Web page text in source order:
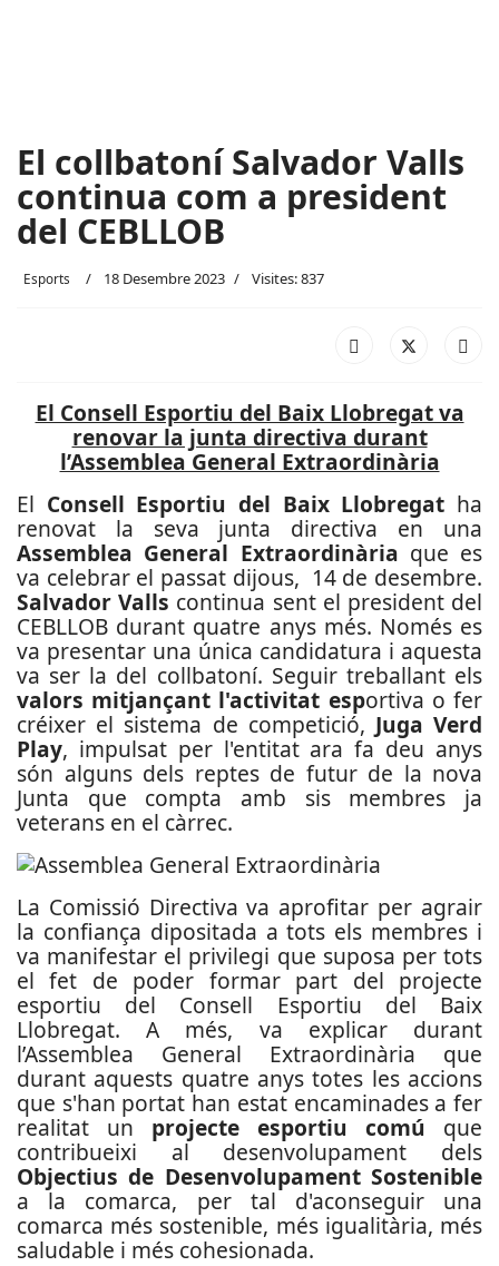
El collbatoní Salvador Valls
continua com a president
del CEBLLOB
Esports 18 Desembre 2023 Visites: 837
El Consell Esportiu del Baix Llobregat va
renovar la junta directiva durant
l’Assemblea General Extraordinària
El Consell Esportiu del Baix Llobregat ha
renovat la seva junta directiva en una
Assemblea General Extraordinària que es
va celebrar el passat dijous, 14 de desembre.
Salvador Valls continua sent el president del
CEBLLOB durant quatre anys més. Només es
va presentar una única candidatura i aquesta
va ser la del collbatoní. Seguir treballant els
valors mitjançant l'activitat esportiva o fer
créixer el sistema de competició, Juga Verd
Play, impulsat per l'entitat ara fa deu anys
són alguns dels reptes de futur de la nova
Junta que compta amb sis membres ja
veterans en el càrrec.
La Comissió Directiva va aprofitar per agrair
la confiança dipositada a tots els membres i
va manifestar el privilegi que suposa per tots
el fet de poder formar part del projecte
esportiu del Consell Esportiu del Baix
Llobregat. A més, va explicar durant
l’Assemblea General Extraordinària que
durant aquests quatre anys totes les accions
que s'han portat han estat encaminades a fer
realitat un projecte esportiu comú que
contribueixi al desenvolupament dels
Objectius de Desenvolupament Sostenible
a la comarca, per tal d'aconseguir una
comarca més sostenible, més igualitària, més
saludable i més cohesionada.